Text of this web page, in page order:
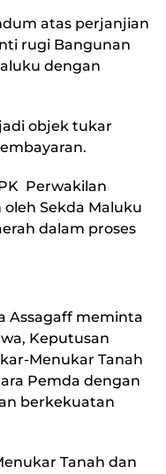
atas perjanjian
rugi Bangunan
dengan
objek tukar
Perwakilan
Sekda Maluku
dalam proses
Assagaff meminta
Keputusan
Menukar Tanah
Pemda dengan
berkekuatan
Tanah dan